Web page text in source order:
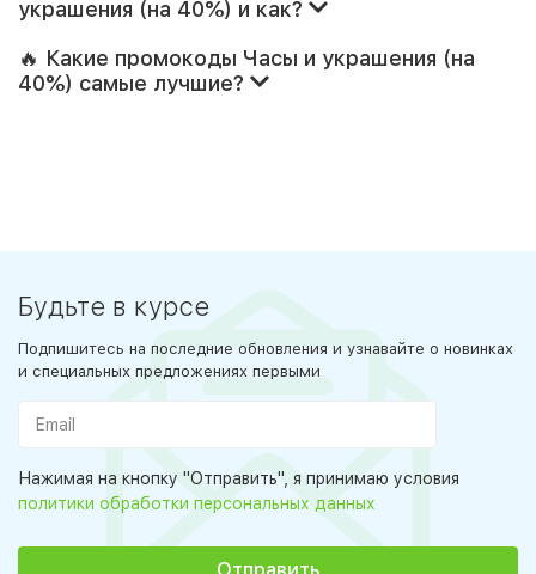
украшения (на 40%) и как?
🔥 Какие промокоды Часы и украшения (на
40%) самые лучшие?
Будьте в курсе
Подпишитесь на последние обновления и узнавайте о новинках
и специальных предложениях первыми
Нажимая на кнопку "Отправить", я принимаю условия
политики обработки персональных данных